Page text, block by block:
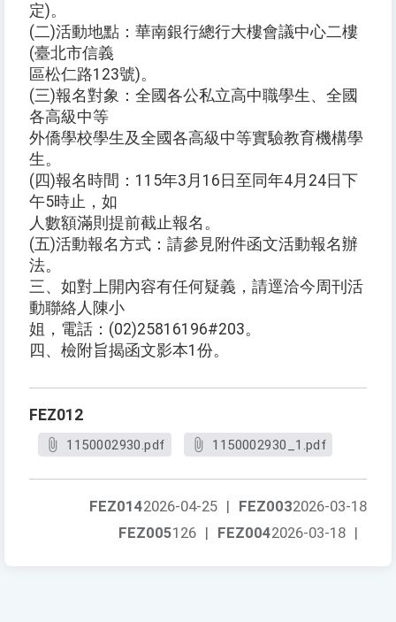
定)。
(二)活動地點：華南銀行總行大樓會議中心二樓
(臺北市信義
區松仁路123號)。
(三)報名對象：全國各公私立高中職學生、全國
各高級中等
外僑學校學生及全國各高級中等實驗教育機構學
生。
(四)報名時間：115年3月16日至同年4月24日下
午5時止，如
人數額滿則提前截止報名。
(五)活動報名方式：請參見附件函文活動報名辦
法。
三、如對上開內容有任何疑義，請逕洽今周刊活
動聯絡人陳小
姐，電話：(02)25816196#203。
四、檢附旨揭函文影本1份。
FEZ012
1150002930.pdf 1150002930_1.pdf
FEZ0032026-03-18
FEZ0142026-04-25 |
FEZ0042026-03-18 |
FEZ005126 |